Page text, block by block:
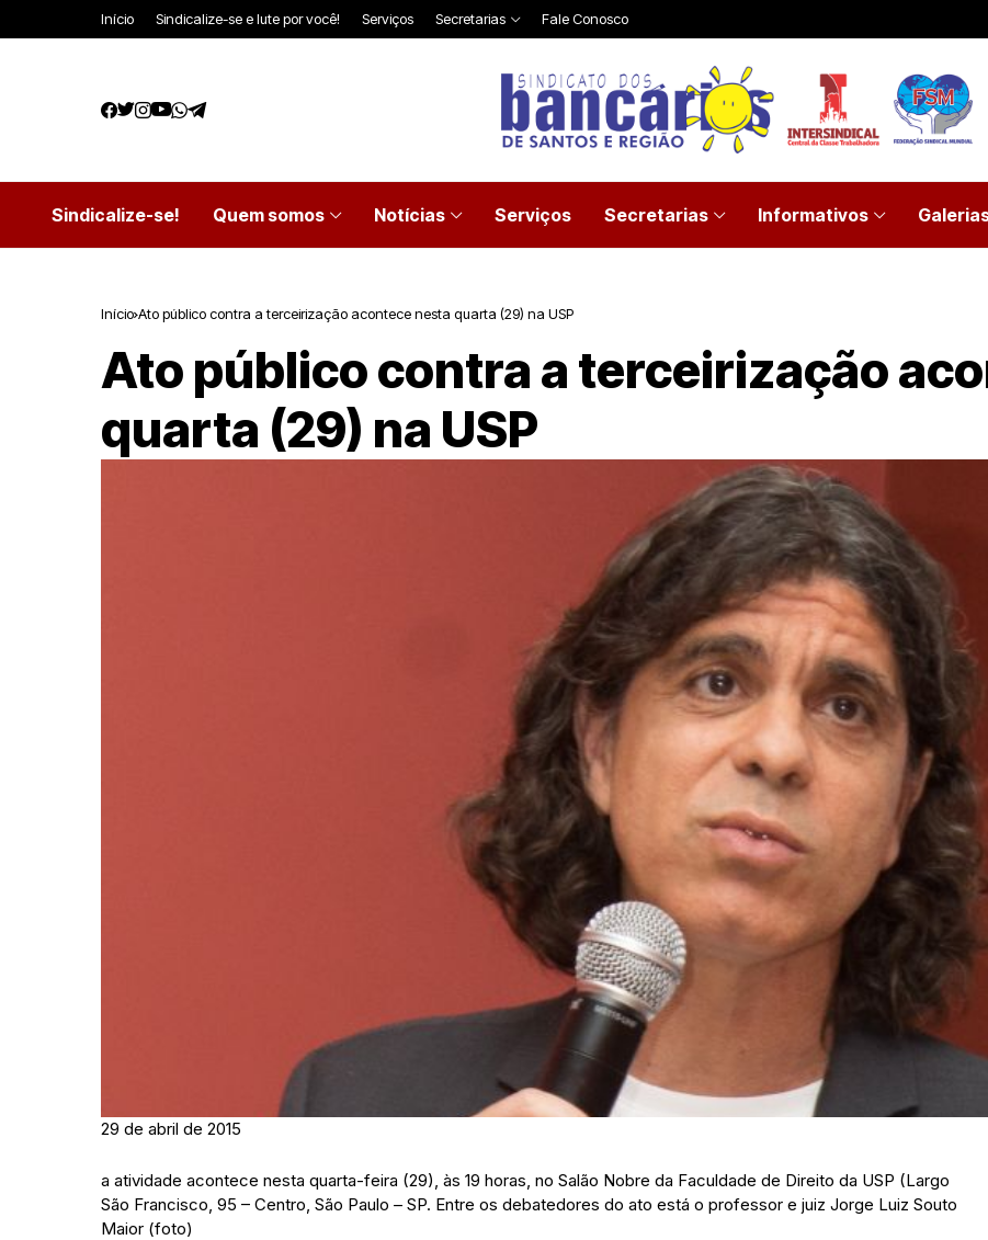
Início Sindicalize-se e lute por você! Serviços Secretarias Fale Conosco
Sindicalize-se! Quem somos Notícias Serviços Secretarias Informativos
Início Ato público contra a terceirização acontece nesta quarta (29) na USP
Ato público contra a terceirização
quarta (29) na USP
29 de abril de 2015
a atividade acontece nesta quarta-feira (29), às 19 horas, no Salão Nobre da Faculdade de Direito da USP (Largo
São Francisco, 95 – Centro, São Paulo – SP. Entre os debatedores do ato está o professor e juiz Jorge Luiz Souto
Maior (foto)